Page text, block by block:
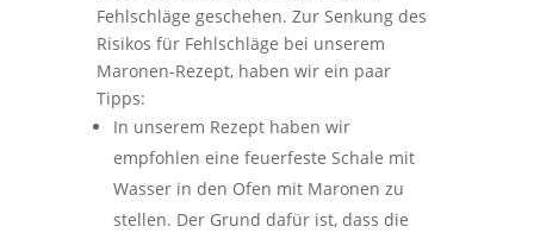
Fehlschläge geschehen. Zur Senkung des
Risikos für Fehlschläge bei unserem
Maronen-Rezept, haben wir ein paar
Tipps:
In unserem Rezept haben wir
empfohlen eine feuerfeste Schale mit
Wasser in den Ofen mit Maronen zu
stellen. Der Grund dafür ist, dass die